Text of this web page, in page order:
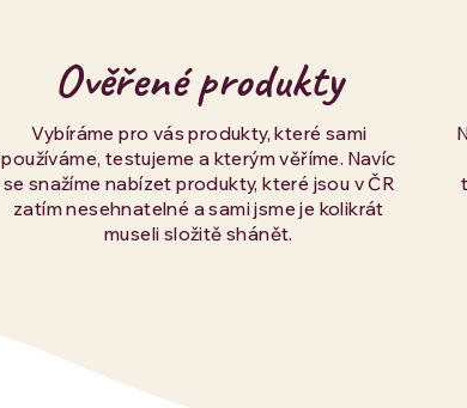
Ověřené produkty
Vybíráme pro vás produkty, které sami
používáme, testujeme a kterým věříme. Navíc
se snažíme nabízet produkty, které jsou v ČR
zatím nesehnatelné a sami jsme je kolikrát
museli složitě shánět.